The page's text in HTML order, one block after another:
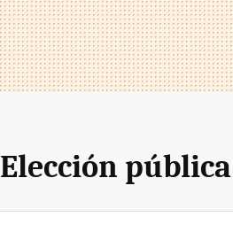
Elección pública